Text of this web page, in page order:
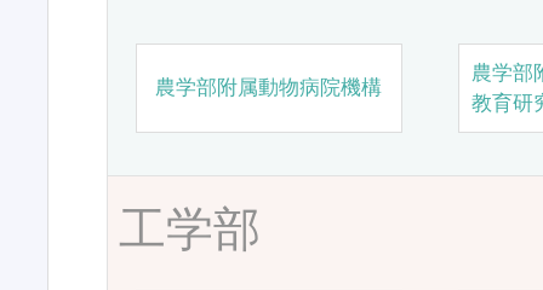
農学部附属動物病院機構
農学部
教育研
工学部